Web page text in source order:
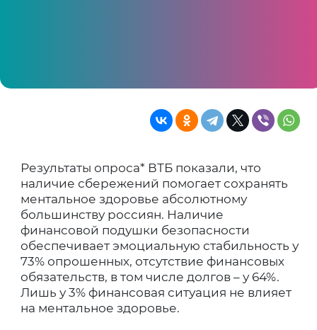
Результаты опроса* ВТБ показали, что
наличие сбережений помогает сохранять
ментальное здоровье абсолютному
большинству россиян. Наличие
финансовой подушки безопасности
обеспечивает эмоциальную стабильность у
73% опрошенных, отсутствие финансовых
обязательств, в том числе долгов – у 64%.
Лишь у 3% финансовая ситуация не влияет
на ментальное здоровье.